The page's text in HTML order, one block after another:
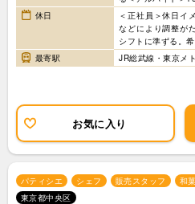
休日
＜正社員＞休日イ
などにより調整が
シフトに準ずる。希
最寄駅
JR総武線・東京メ
お気に入り
パティシエ シェフ 販売スタッフ 和
東京都中央区